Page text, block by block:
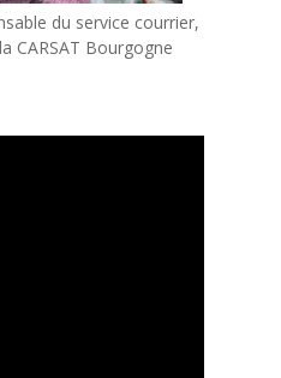
du service courrier,
CARSAT Bourgogne